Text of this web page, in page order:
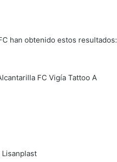
han obtenido estos resultados:
FC Vigía Tattoo A